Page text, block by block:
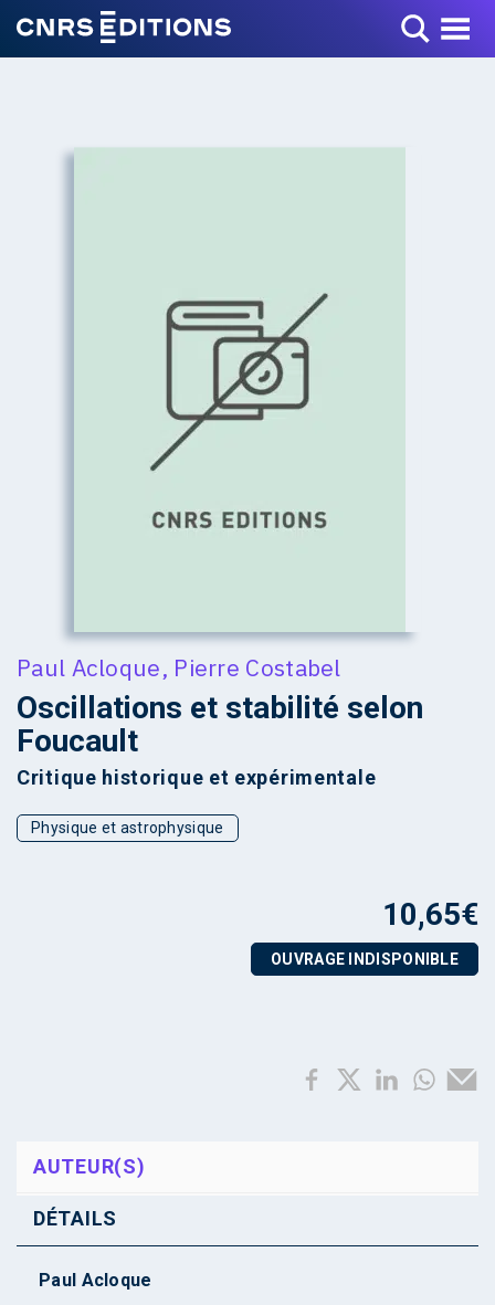
Toggle Menu
Paul Acloque, Pierre Costabel
Oscillations et stabilité selon
Foucault
Critique historique et expérimentale
Physique et astrophysique
10,65€
OUVRAGE INDISPONIBLE
AUTEUR(S)
DÉTAILS
Paul Acloque